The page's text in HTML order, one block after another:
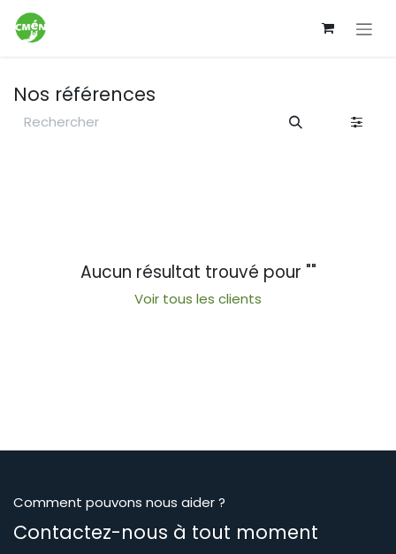
Se rendre au contenu
Nos références
Aucun résultat trouvé pour ""
Voir tous les clients
Comment pouvons nous aider ?
Contactez-nous à tout moment